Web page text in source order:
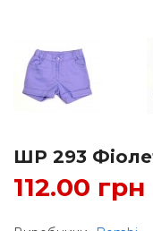
ШР 293
112.00 грн